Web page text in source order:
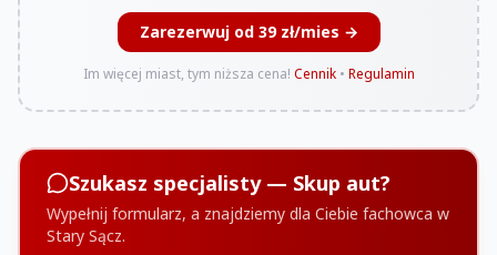
Zarezerwuj od 39 zł/mies →
Im więcej miast, tym niższa cena! Cennik• Regulamin
Szukasz specjalisty — Skup aut?
Wypełnij formularz, a znajdziemy dla Ciebie fachowca w
Stary Sącz.